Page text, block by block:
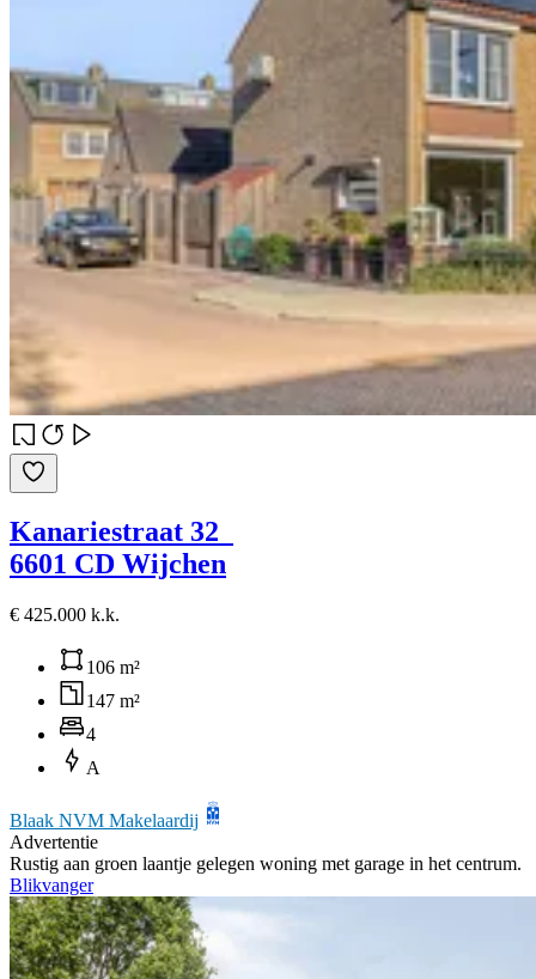
Kanariestraat 32
6601 CD Wijchen
€ 425.000 k.k.
106 m²
147 m²
4
A
Blaak NVM Makelaardij
Advertentie
Rustig aan groen laantje gelegen woning met garage in het centrum.
Blikvanger